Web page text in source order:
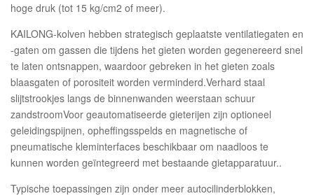
hoge druk (tot 15 kg/cm2 of meer).
KAILONG-kolven hebben strategisch geplaatste ventilatiegaten en
-gaten om gassen die tijdens het gieten worden gegenereerd snel
te laten ontsnappen, waardoor gebreken in het gieten zoals
blaasgaten of porositeit worden verminderd.Verhard staal
slijtstrookjes langs de binnenwanden weerstaan schuur
zandstroomVoor geautomatiseerde gieterijen zijn optioneel
geleidingspijnen, opheffingsspelds en magnetische of
pneumatische kleminterfaces beschikbaar om naadloos te
kunnen worden geïntegreerd met bestaande gietapparatuur..
Typische toepassingen zijn onder meer autocilinderblokken,